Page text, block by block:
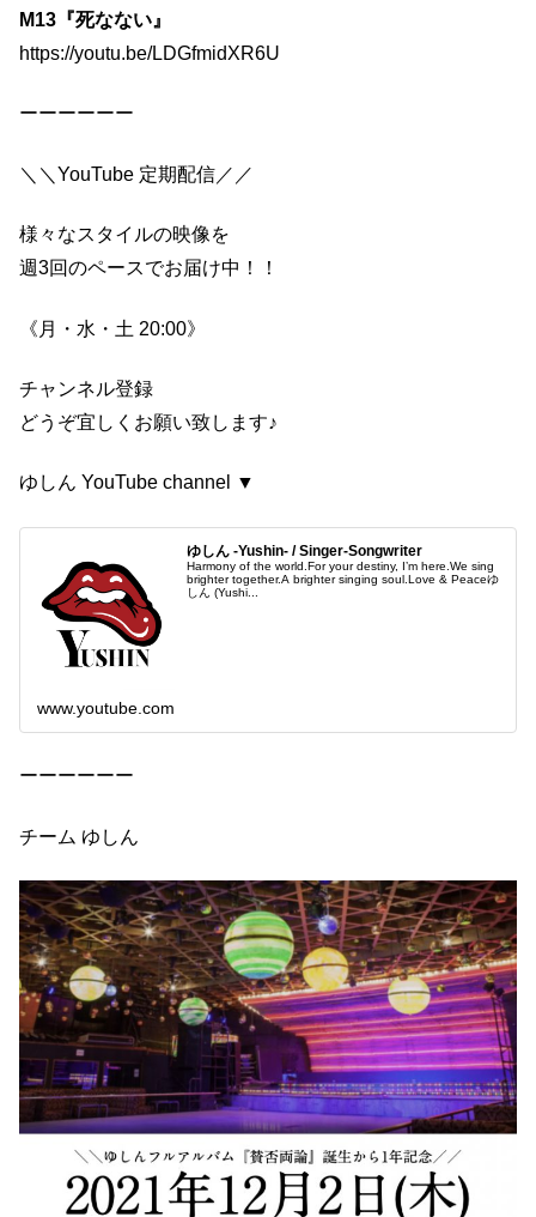
M13『死なない』
https://youtu.be/LDGfmidXR6U
ーーーーーー
＼＼YouTube 定期配信／／
様々なスタイルの映像を
週3回のペースでお届け中！！
《月・水・土 20:00》
チャンネル登録
どうぞ宜しくお願い致します♪
ゆしん YouTube channel ▼
ゆしん -Yushin- / Singer-Songwriter
Harmony of the world.For your destiny, I’m here.We sing
brighter together.A brighter singing soul.Love & Peaceゆ
しん (Yushi...
www.youtube.com
ーーーーーー
チーム ゆしん